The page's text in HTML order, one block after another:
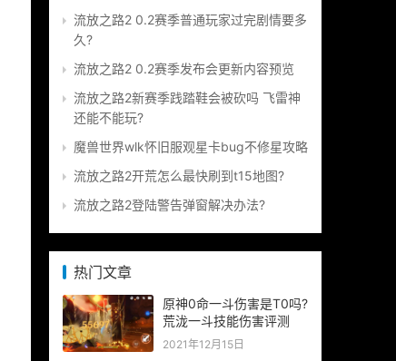
流放之路2 0.2赛季普通玩家过完剧情要多
久?
流放之路2 0.2赛季发布会更新内容预览
流放之路2新赛季践踏鞋会被砍吗 飞雷神
还能不能玩?
魔兽世界wlk怀旧服观星卡bug不修星攻略
流放之路2开荒怎么最快刷到t15地图?
流放之路2登陆警告弹窗解决办法?
热门文章
原神0命一斗伤害是T0吗?
荒泷一斗技能伤害评测
2021年12月15日